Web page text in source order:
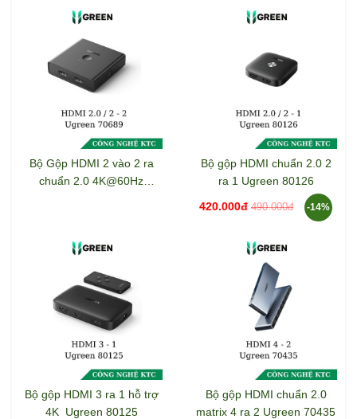
Bộ Gộp HDMI 2 vào 2 ra
chuẩn 2.0 4K@60Hz
Bộ gộp HDMI chuẩn 2.0 2
ra 1 Ugreen 80126
420.000đ 490.000đ -14%
Bộ gộp HDMI 3 ra 1 hỗ trợ
4K Ugreen 80125
Bộ gộp HDMI chuẩn 2.0
matrix 4 ra 2 Ugreen 70435